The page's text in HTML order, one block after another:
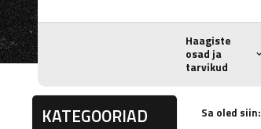
Haagiste
osad ja
tarvikud
KATEGOORIAD Sa oled siin: